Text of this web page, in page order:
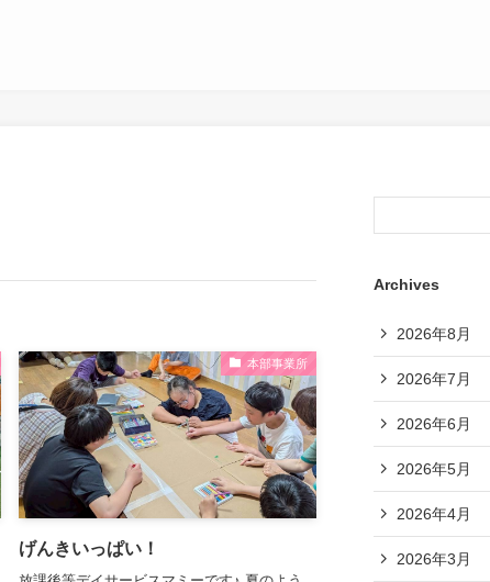
本部事業所
げんきいっぱい！
Archives
2026年8月
2026年7月
2026年6月
2026年5月
2026年4月
2026年3月